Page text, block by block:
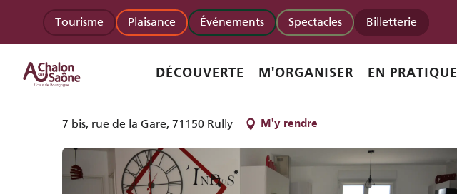
contenu
principal
Tourisme Plaisance Événements Spectacles Billetterie
DÉCOUVERTE M'ORGANISER EN PRATIQUE
Homepage accueil L'Indus
L'Indus
7 bis, rue de la Gare, 71150 Rully M'y rendre